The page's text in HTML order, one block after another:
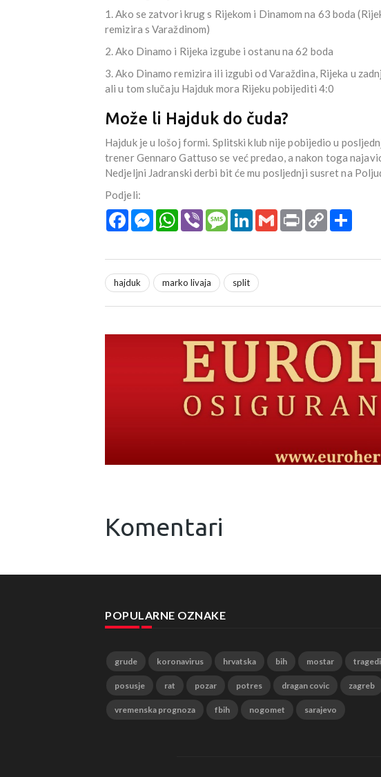
1. Ako se zatvori krug s Rijekom i Dinamom na 63 boda
remizira s Varaždinom)
2. Ako Dinamo i Rijeka izgube i ostanu na 62 boda
3. Ako Dinamo remizira ili izgubi od Varaždina, Rijeka u
ali u tom slučaju Hajduk mora Rijeku pobijediti 4:0
Može li Hajduk do čuda?
Hajduk je u lošoj formi. Splitski klub nije pobijedio u
trener Gennaro Gattuso se već predao, a nakon toga
Nedjeljni Jadranski derbi bit će mu posljednji susret na
Podjeli:
FacebookMessengerWhatsApp
Viber MessageLinkedInGmail Print Copy
Link
hajduk marko livaja split
Komentari
POPULARNE OZNAKE
grude koronavirus hrvatska bih mostar
posusje rat pozar potres dragan covic zagreb
vremenska prognoza fbih nogomet sarajevo